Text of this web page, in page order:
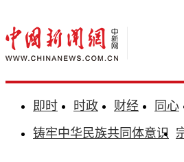
即时 时政 财经 同心
铸牢中华民族共同体意识